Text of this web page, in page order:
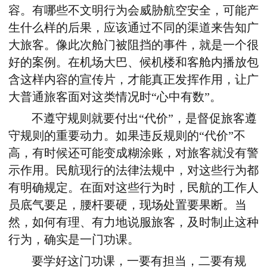
容。有哪些不文明行为会威胁航空安全，可能产
生什么样的后果，应该通过不同的渠道来告知广
大旅客。像此次舱门被阻挡的事件，就是一个很
好的案例。在机场大巴、候机楼和客舱内播放包
含这样内容的宣传片，才能真正发挥作用，让广
大普通旅客面对这类情况时“心中有数”。
不遵守规则就要付出“代价”，是督促旅客遵
守规则的重要动力。如果违反规则的“代价”不
高，有时候还可能变成糊涂账，对旅客就没有警
示作用。民航现行的法律法规中，对这些行为都
有明确规定。在面对这些行为时，民航的工作人
员底气要足，腰杆要硬，现场处置要果断。当
然，如何有理、有力地说服旅客，及时制止这种
行为，确实是一门功课。
要学好这门功课，一要有担当，二要有规